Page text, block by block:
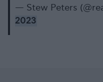
— Stew Peters
2023